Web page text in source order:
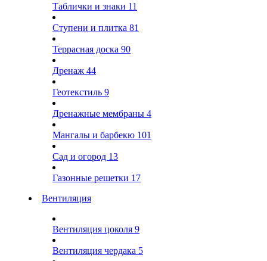
Таблички и знаки 11
Ступени и плитка 81
Террасная доска 90
Дренаж 44
Геотекстиль 9
Дренажные мембраны 4
Мангалы и барбекю 101
Сад и огород 13
Газонные решетки 17
Вентиляция
Вентиляция цоколя 9
Вентиляция чердака 5